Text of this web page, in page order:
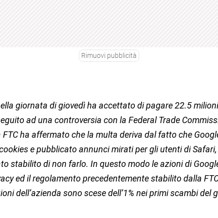
Rimuovi pubblicità
giornata di giovedì ha accettato di pagare 22.5
ad una controversia con la Federal Trade
FTC ha affermato che la multa deriva dal fatto che
e pubblicato annunci mirati per gli utenti di
stabilito di non farlo. In questo modo le azioni di
ed il regolamento precedentemente stabilito dalla
dell’azienda sono scese dell’1% nei primi scambi del